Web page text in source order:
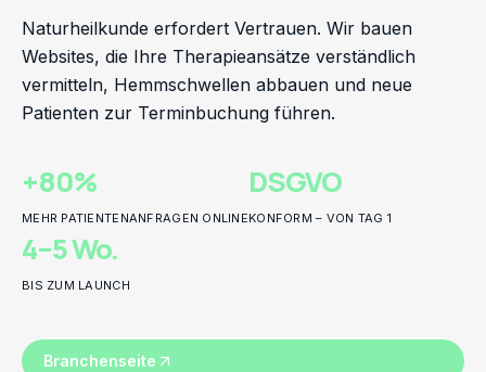
Naturheilkunde erfordert Vertrauen. Wir bauen
Websites, die Ihre Therapieansätze verständlich
vermitteln, Hemmschwellen abbauen und neue
Patienten zur Terminbuchung führen.
+80%
MEHR PATIENTENANFRAGEN ONLINE
DSGVO
KONFORM – VON TAG 1
4–5 Wo.
BIS ZUM LAUNCH
Branchenseite